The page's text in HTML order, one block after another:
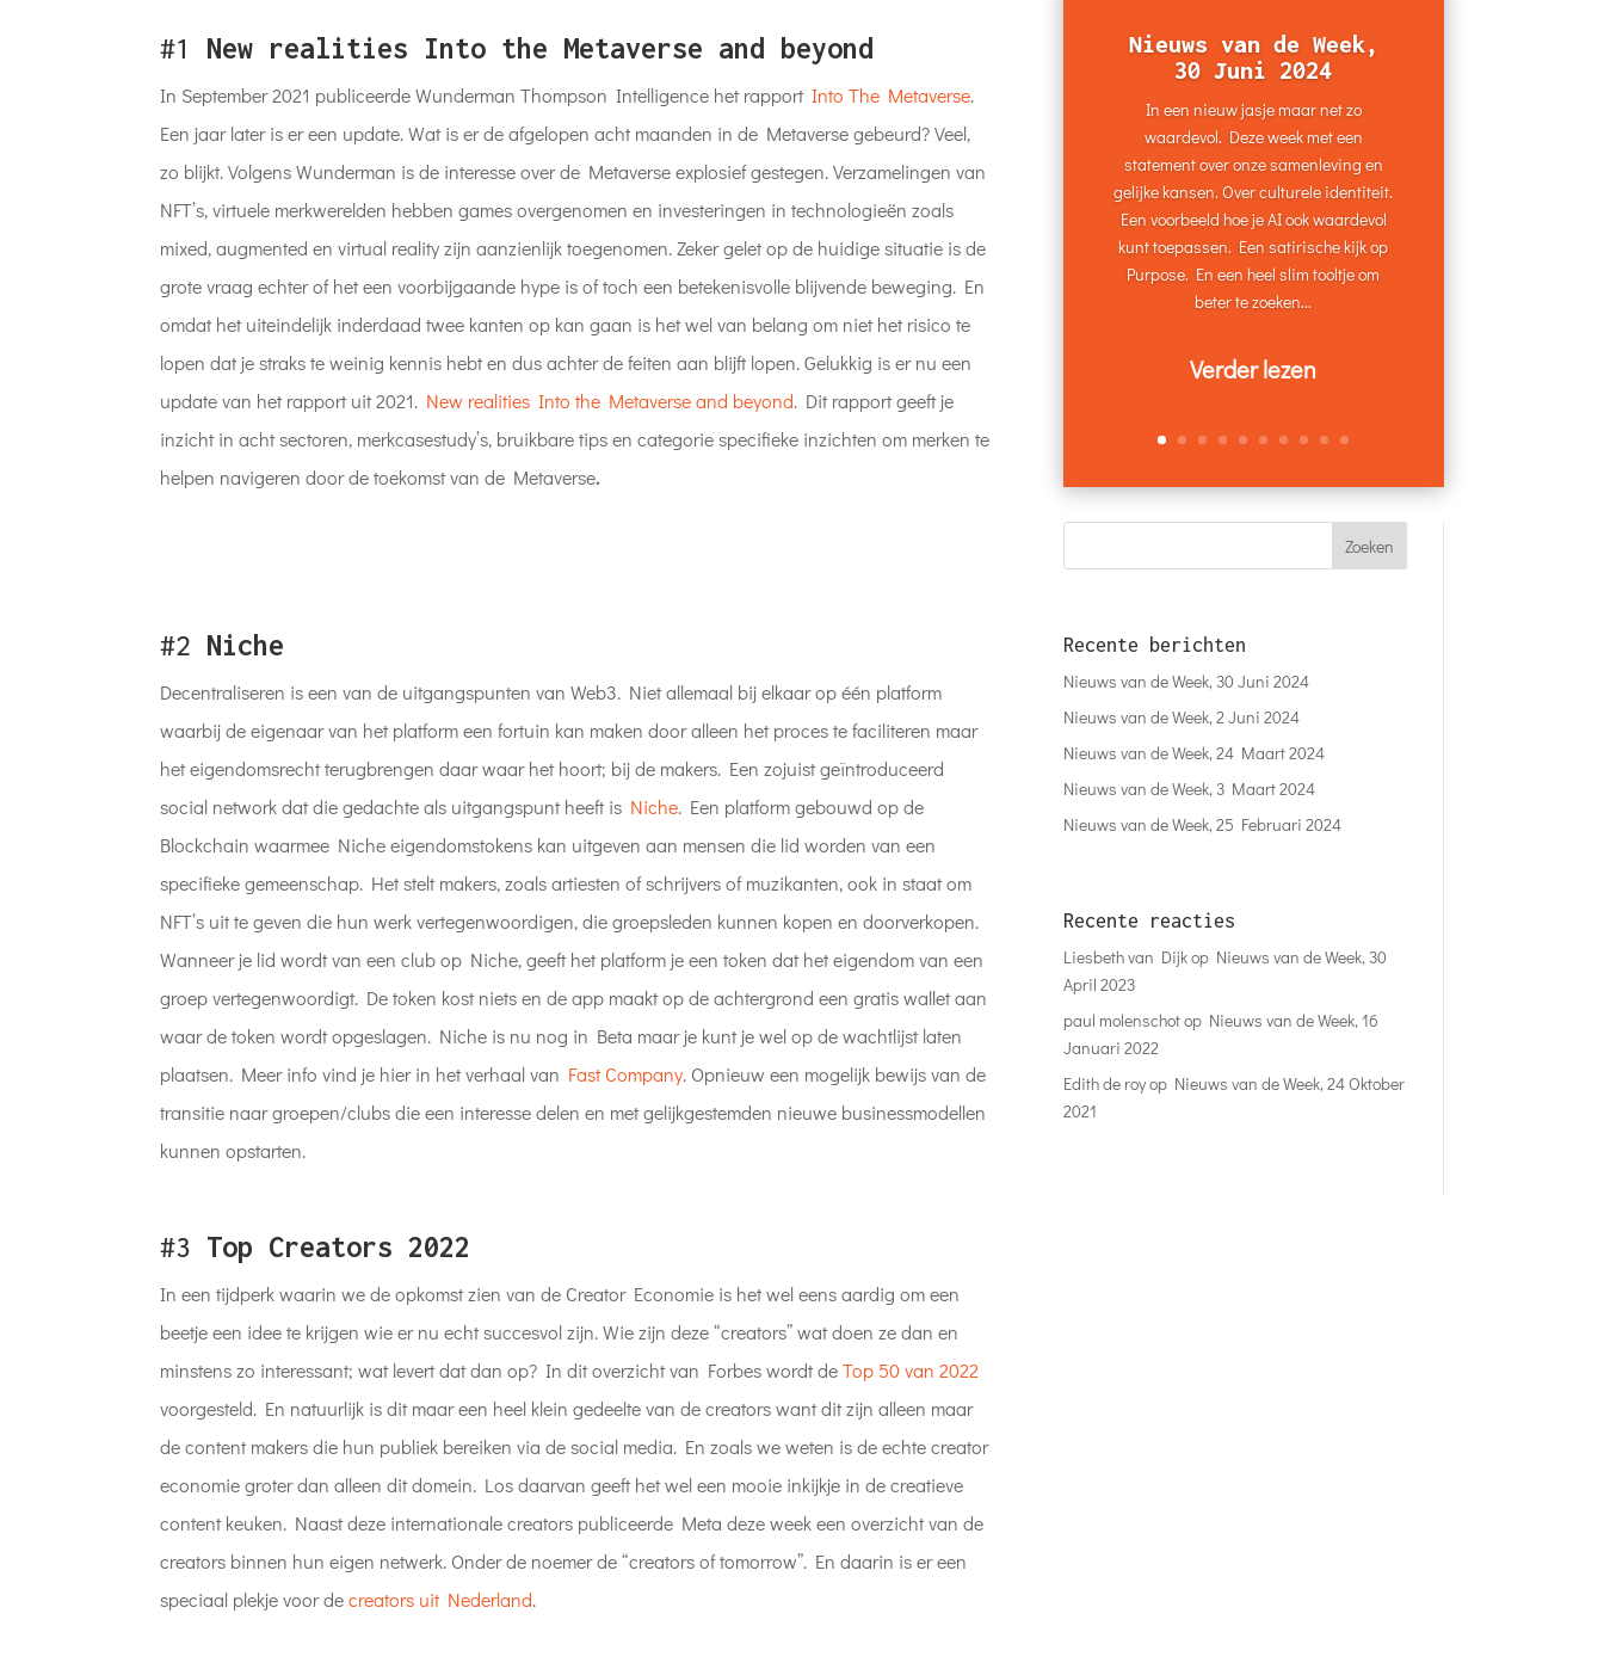
#1 New realities Into the Metaverse and beyond
In September 2021 publiceerde Wunderman Thompson Intelligence het rapportInto The Metaverse.
Een jaar later is er een update. Wat is er de afgelopen acht maanden in de Metaverse gebeurd? Veel,
zo blijkt. Volgens Wunderman is de interesse over de Metaverse explosief gestegen. Verzamelingen van
NFT’s, virtuele merkwerelden hebben games overgenomen en investeringen in technologieën zoals
mixed, augmented en virtual reality zijn aanzienlijk toegenomen. Zeker gelet op de huidige situatie is de
grote vraag echter of het een voorbijgaande hype is of toch een betekenisvolle blijvende beweging. En
omdat het uiteindelijk inderdaad twee kanten op kan gaan is het wel van belang om niet het risico te
lopen dat je straks te weinig kennis hebt en dus achter de feiten aan blijft lopen. Gelukkig is er nu een
update van het rapport uit 2021. New realities Into the Metaverse and beyond. Dit rapport geeft je
inzicht in acht sectoren, merkcasestudy’s, bruikbare tips en categorie specifieke inzichten om merken te
helpen navigeren door de toekomst van de Metaverse.
#2 Niche
Decentraliseren is een van de uitgangspunten van Web3. Niet allemaal bij elkaar op één platform
waarbij de eigenaar van het platform een fortuin kan maken door alleen het proces te faciliteren maar
het eigendomsrecht terugbrengen daar waar het hoort; bij de makers. Een zojuist geïntroduceerd
social network dat die gedachte als uitgangspunt heeft is Niche. Een platform gebouwd op de
Blockchain waarmee Niche eigendomstokens kan uitgeven aan mensen die lid worden van een
specifieke gemeenschap. Het stelt makers, zoals artiesten of schrijvers of muzikanten, ook in staat om
NFT’s uit te geven die hun werk vertegenwoordigen, die groepsleden kunnen kopen en doorverkopen.
Wanneer je lid wordt van een club op Niche, geeft het platform je een token dat het eigendom van een
groep vertegenwoordigt. De token kost niets en de app maakt op de achtergrond een gratis wallet aan
waar de token wordt opgeslagen. Niche is nu nog in Beta maar je kunt je wel op de wachtlijst laten
plaatsen. Meer info vind je hier in het verhaal van Fast Company. Opnieuw een mogelijk bewijs van de
transitie naar groepen/clubs die een interesse delen en met gelijkgestemden nieuwe businessmodellen
kunnen opstarten.
#3 Top Creators 2022
In een tijdperk waarin we de opkomst zien van de Creator Economie is het wel eens aardig om een
beetje een idee te krijgen wie er nu echt succesvol zijn. Wie zijn deze “creators” wat doen ze dan en
minstens zo interessant; wat levert dat dan op? In dit overzicht van Forbes wordt deTop 50 van 2022
voorgesteld. En natuurlijk is dit maar een heel klein gedeelte van de creators want dit zijn alleen maar
de content makers die hun publiek bereiken via de social media. En zoals we weten is de echte creator
economie groter dan alleen dit domein. Los daarvan geeft het wel een mooie inkijkje in de creatieve
content keuken. Naast deze internationale creators publiceerde Meta deze week een overzicht van de
creators binnen hun eigen netwerk. Onder de noemer de “creators of tomorrow”. En daarin is er een
speciaal plekje voor decreators uit Nederland.
Nieuws van de Week,
30 Juni 2024
In een nieuw jasje maar net zo
waardevol. Deze week met een
statement over onze samenleving en
gelijke kansen. Over culturele identiteit.
Een voorbeeld hoe je AI ook waardevol
kunt toepassen. Een satirische kijk op
Purpose. En een heel slim tooltje om
beter te zoeken...
Verder lezen
Recente berichten
Nieuws van de Week, 30 Juni 2024
Nieuws van de Week, 2 Juni 2024
Nieuws van de Week, 24 Maart 2024
Nieuws van de Week, 3 Maart 2024
Nieuws van de Week, 25 Februari 2024
Recente reacties
Liesbeth van Dijkop Nieuws van de Week, 30
April 2023
paul molenschotop Nieuws van de Week, 16
Januari 2022
Edith de royop Nieuws van de Week, 24 Oktober
2021